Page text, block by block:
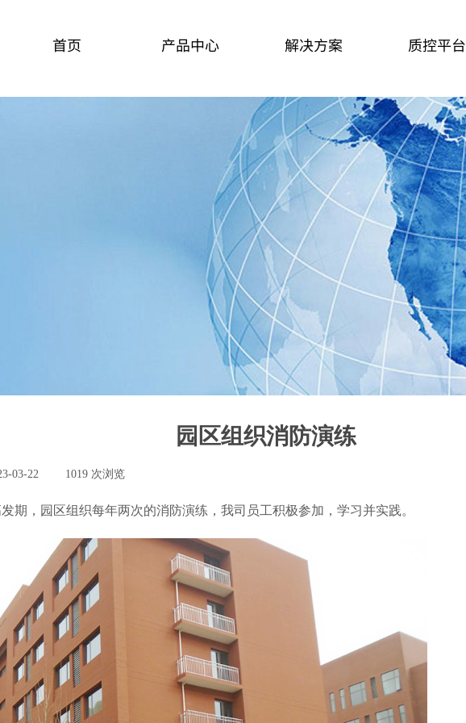
首页 产品中心 解决方案 质控平台
园区组织消防演练
03-22 1019 次浏览
期，园区组织每年两次的消防演练，我司员工积极参加，学习并实践。